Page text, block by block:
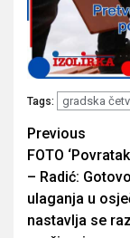
Tags: gradska
Post
Previous
FOTO
– Radić:
ulaganja u
nastavlja se